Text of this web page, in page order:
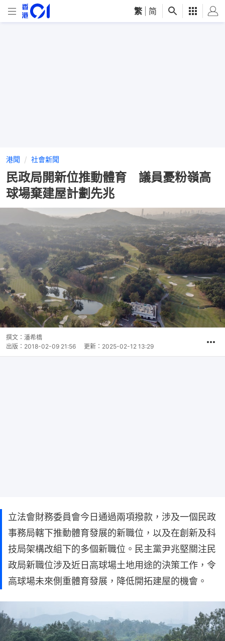
繁 简
港聞 社會新聞
民政局開新位推動體育 議員憂粉嶺高
球場棄建屋計劃先兆
撰文： 潘希橋
出版： 2018-02-09 21:56 更新： 2025-02-12 13:29
立法會財務委員會今日通過兩項撥款，涉及一個民政
事務局轄下推動體育發展的新職位，以及在創新及科
技局架構改組下的多個新職位。民主黨尹兆堅關注民
政局新職位涉及近日高球場土地用途的決策工作，令
高球場未來側重體育發展，降低開拓建屋的機會。